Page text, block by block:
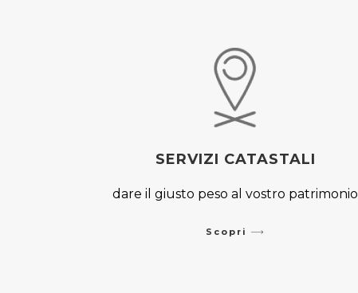
SERVIZI CATASTALI
dare il giusto peso al vostro patrimonio
Scopri